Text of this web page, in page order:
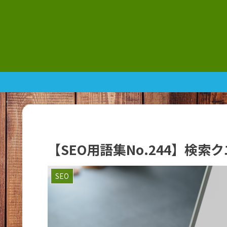
【SEO用語集No.244】検索
SEO